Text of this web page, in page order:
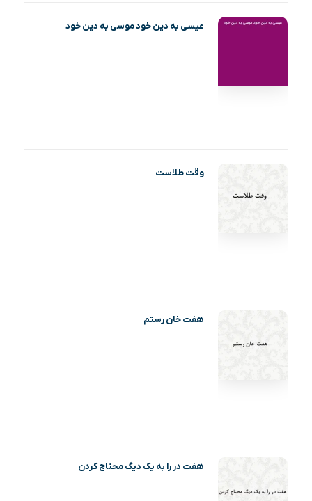
عیسی به دین خود موسی به دین خود
وقت طلاست
هفت خان رستم
هفت در را به یک دیگ محتاج کردن